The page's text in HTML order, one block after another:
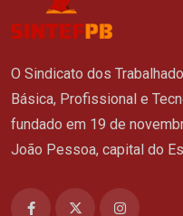
O Sindicato dos
Básica, Profissional e
fundado em 19 de
João Pessoa, capital do